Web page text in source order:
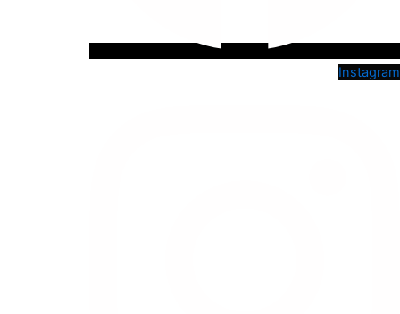
Instagram